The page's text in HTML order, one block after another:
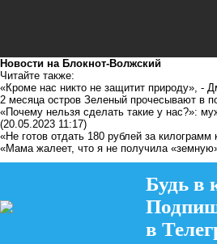
Новости на Блoкнoт-Волжский
Читайте также:
«Кроме нас никто не защитит природу», -
2 месяца остров Зеленый прочесывают в
«Почему нельзя сделать такие у нас?»:
(20.05.2023 11:17)
«Не готов отдать 180 рублей за
«Мама жалеет, что я не получила
Будь в
в